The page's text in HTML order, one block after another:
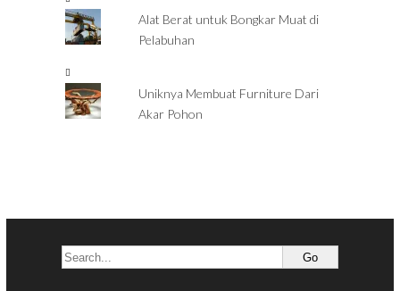
Alat Berat untuk Bongkar Muat di
Pelabuhan
Uniknya Membuat Furniture Dari
Akar Pohon